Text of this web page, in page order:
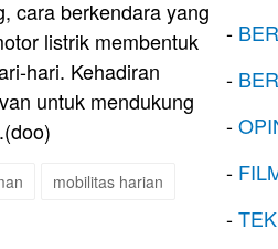
cara berkendara yang
listrik membentuk
hari. Kehadiran
untuk mendukung
mobilitas harian
-
-
-
-
-